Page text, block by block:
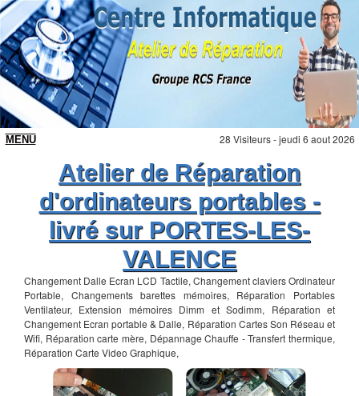
28 Visiteurs - jeudi 6 aout 2026
Atelier de Réparation
d'ordinateurs portables -
livré sur PORTES-LES-
VALENCE
Changement Dalle Ecran LCD Tactile, Changement claviers Ordinateur
Portable, Changements barettes mémoires, Réparation Portables
Ventilateur, Extension mémoires Dimm et Sodimm, Réparation et
Changement Ecran portable & Dalle, Réparation Cartes Son Réseau et
Wifi, Réparation carte mère, Dépannage Chauffe - Transfert thermique,
Réparation Carte Video Graphique,